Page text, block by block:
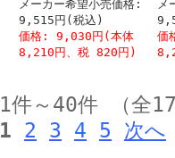
メーカー希望小売価格:
9,515円(税込)
価格: 9,030円(本体
8,210円、税 820円)
メ
価
1件～40件 （全
1
2 3 4 5 次へ